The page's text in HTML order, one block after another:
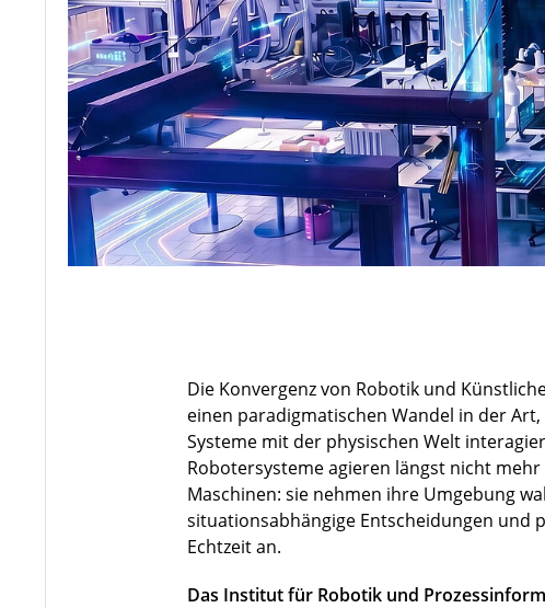
Die Konvergenz von Robotik und
einen paradigmatischen Wandel in der
Systeme mit der physischen Welt
Robotersysteme agieren längst nicht
Maschinen: sie nehmen ihre Umgebung
situationsabhängige Entscheidungen und
Echtzeit an.
Das Institut für Robotik und